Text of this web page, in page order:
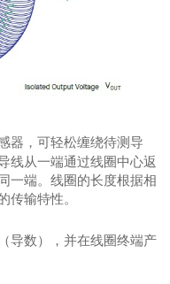
器，可轻松缠绕待测导
线从一端通过线圈中心返
一端。线圈的长度根据相
传输特性。
导数），并在线圈终端产